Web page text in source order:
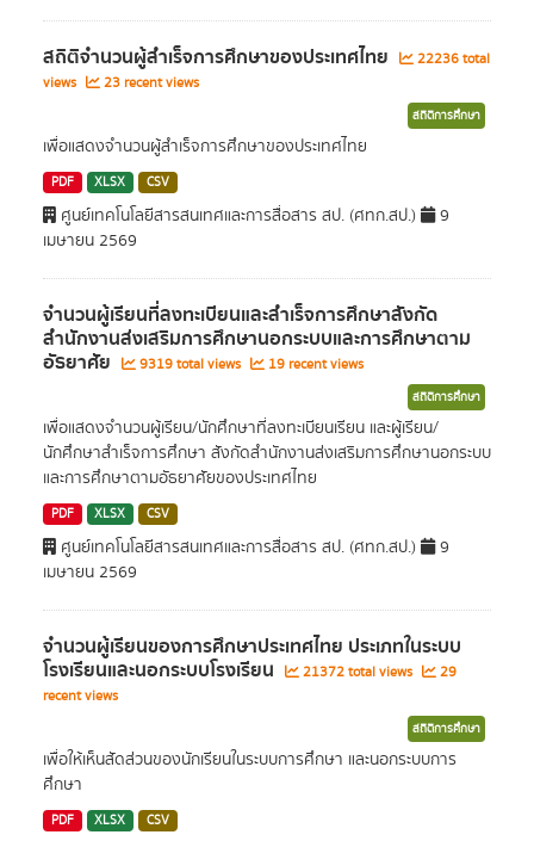
สถิติจำนวนผู้สำเร็จการศึกษาของประเทศไทย
22236 total
views
23 recent views
สถิติการศึกษา
เพื่อแสดงจำนวนผู้สำเร็จการศึกษาของประเทศไทย
PDF XLSX CSV
ศูนย์เทคโนโลยีสารสนเทศและการสื่อสาร สป. (ศทก.สป.)
9
เมษายน 2569
จำนวนผู้เรียนที่ลงทะเบียนและสำเร็จการศึกษาสังกัด
สำนักงานส่งเสริมการศึกษานอกระบบและการศึกษาตาม
อัธยาศัย 9319 total views 19 recent views
สถิติการศึกษา
เพื่อแสดงจำนวนผู้เรียน/นักศึกษาที่ลงทะเบียนเรียน และผู้เรียน/
นักศึกษาสำเร็จการศึกษา สังกัดสำนักงานส่งเสริมการศึกษานอกระบบ
และการศึกษาตามอัธยาศัยของประเทศไทย
PDF XLSX CSV
ศูนย์เทคโนโลยีสารสนเทศและการสื่อสาร สป. (ศทก.สป.)
9
เมษายน 2569
จำนวนผู้เรียนของการศึกษาประเทศไทย ประเภทในระบบ
โรงเรียนและนอกระบบโรงเรียน 21372 total views
29
recent views
สถิติการศึกษา
เพื่อให้เห็นสัดส่วนของนักเรียนในระบบการศึกษา และนอกระบบการ
ศึกษา
PDF XLSX CSV